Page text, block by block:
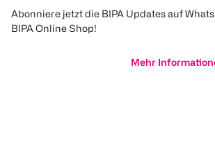
Abonniere jetzt die BIPA Updates auf
BIPA Online Shop!
Mehr